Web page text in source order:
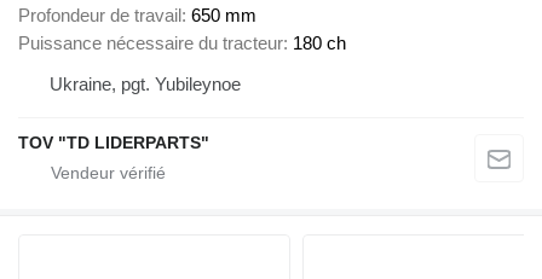
Profondeur de travail 650 mm
Puissance nécessaire du tracteur 180 ch
Ukraine, pgt. Yubileynoe
TOV "TD LIDERPARTS"